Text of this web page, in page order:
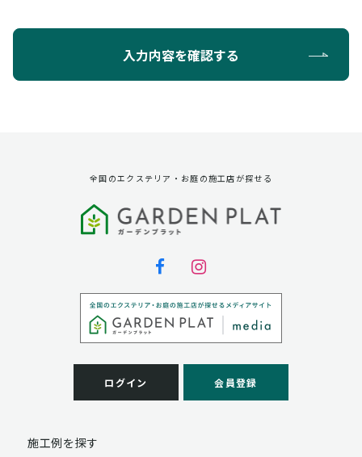
ように定め、保護に努めております。
第三者への提供
弊社は法律で定められている場合を除いて、お客様の個
個人情報の取扱い業務の委託
弊社は事業運営上、お客様により良いサービスを提供す
るために業務の一部を外部に委託しており、業務委託先
客様には、貴殿の個人情報の利用目的の通知、開示、訂
理・機密保持などによりお客様の個人情報の漏洩防止に
入力内容を確認する
全国のエクステリア・お庭の施工店が探せる
ログイン 会員登録
施工例を探す